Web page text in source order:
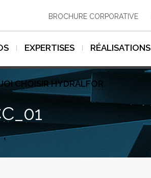
BROCHURE CORPORATIVE
EXPERTISES RÉALISATIONS
CHOISIR HYDRALFOR